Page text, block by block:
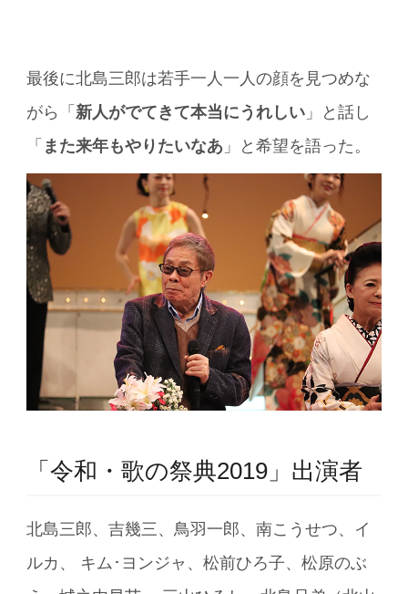
最後に北島三郎は若手一人一人の顔を見つめな
がら「 新人がでてきて本当にうれしい 」と話し
「 また来年もやりたいなあ 」と希望を語った。
「令和・歌の祭典2019」出演者
北島三郎、吉幾三、鳥羽一郎、南こうせつ、イ
ルカ、 キム･ヨンジャ、松前ひろ子、松原のぶ